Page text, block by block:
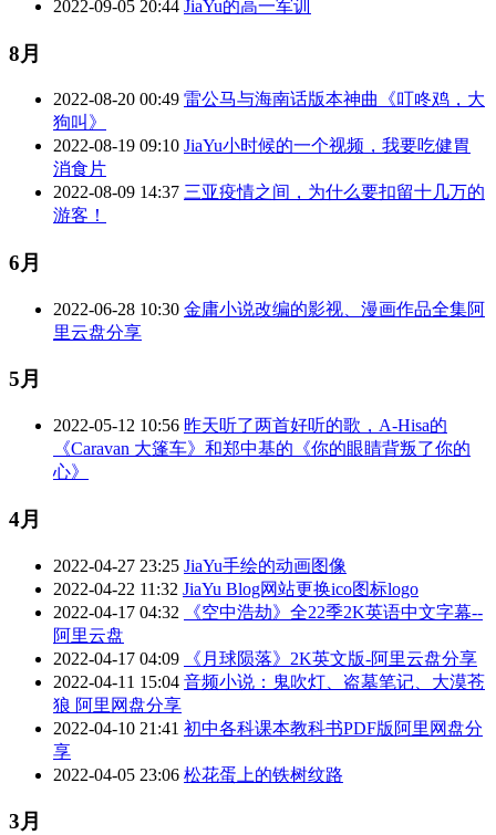
2022-09-05 20:44 JiaYu的高一军训
8月
2022-08-20 00:49 雷公马与海南话版本神曲《叮咚鸡，大
狗叫》
2022-08-19 09:10 JiaYu小时候的一个视频，我要吃健胃
消食片
2022-08-09 14:37 三亚疫情之间，为什么要扣留十几万的
游客！
6月
2022-06-28 10:30 金庸小说改编的影视、漫画作品全集阿
里云盘分享
5月
2022-05-12 10:56 昨天听了两首好听的歌，A-Hisa的
《Caravan 大篷车》和郑中基的《你的眼睛背叛了你的
心》
4月
2022-04-27 23:25 JiaYu手绘的动画图像
2022-04-22 11:32 JiaYu Blog网站更换ico图标logo
2022-04-17 04:32
《空中浩劫》全22季2K英语中文字幕--
阿里云盘
2022-04-17 04:09
《月球陨落》2K英文版-阿里云盘分享
2022-04-11 15:04 音频小说：鬼吹灯、盗墓笔记、大漠苍
狼 阿里网盘分享
2022-04-10 21:41 初中各科课本教科书PDF版阿里网盘分
享
2022-04-05 23:06 松花蛋上的铁树纹路
3月